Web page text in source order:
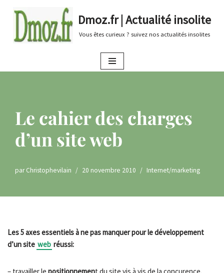
au
Dmoz.fr | Actualité insolite
Vous êtes curieux ? suivez nos actualités insolites
Le cahier des charges
d’un site web
parChristophevilain 20 novembre 2010 Internet/marketing
Les 5 axes essentiels à ne pas manquer pour le développement
d’un site web réussi:
– travailler le positionnement du site vis à vis de la concurence,